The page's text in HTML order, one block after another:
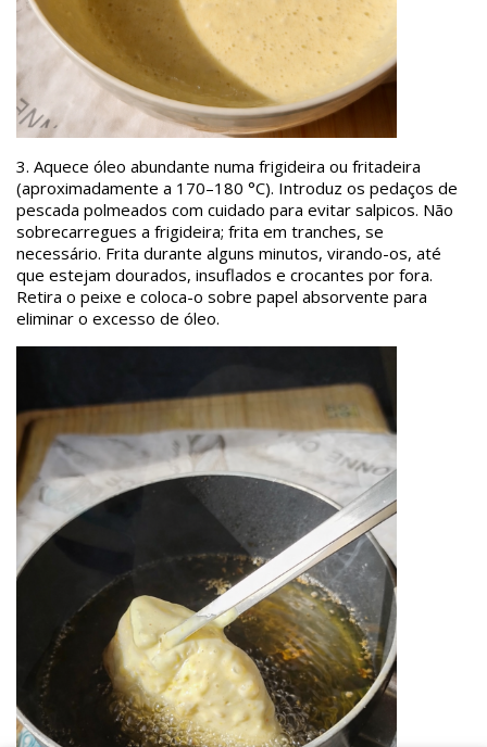
3. Aquece óleo abundante numa frigideira ou fritadeira
(aproximadamente a 170–180 °C). Introduz os pedaços de
pescada polmeados com cuidado para evitar salpicos. Não
sobrecarregues a frigideira; frita em tranches, se
necessário. Frita durante alguns minutos, virando-os, até
que estejam dourados, insuflados e crocantes por fora.
Retira o peixe e coloca-o sobre papel absorvente para
eliminar o excesso de óleo.